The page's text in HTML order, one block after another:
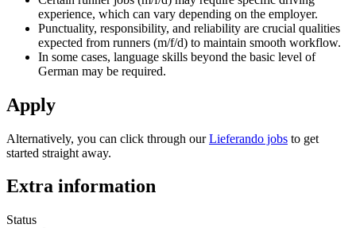
experience, which can vary depending on the employer.
Punctuality, responsibility, and reliability are crucial qualities
expected from runners (m/f/d) to maintain smooth workflow.
In some cases, language skills beyond the basic level of
German may be required.
Apply
Alternatively, you can click through ourLieferando jobs to get
started straight away.
Extra information
Status